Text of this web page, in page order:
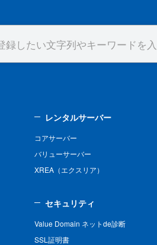
レンタルサーバー
コアサーバー
バリューサーバー
XREA（エクスリア）
セキュリティ
Value Domain ネットde診断
SSL証明書